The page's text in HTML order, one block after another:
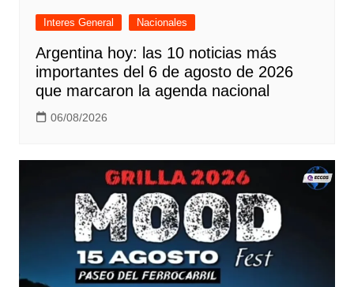
Interes General Nacionales
Argentina hoy: las 10 noticias más
importantes del 6 de agosto de 2026
que marcaron la agenda nacional
06/08/2026